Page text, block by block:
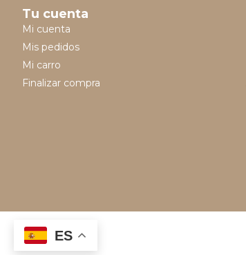
Tu cuenta
Mi cuenta
Mis pedidos
Mi carro
Finalizar compra
ES